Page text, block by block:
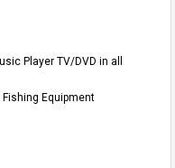
Player TV/DVD in all
Equipment